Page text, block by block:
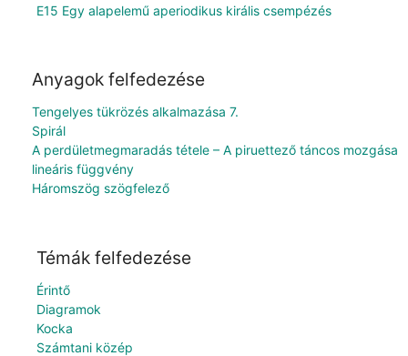
E15 Egy alapelemű aperiodikus királis csempézés
Anyagok felfedezése
Tengelyes tükrözés alkalmazása 7.
Spirál
A perdületmegmaradás tétele – A piruettező táncos mozgása
lineáris függvény
Háromszög szögfelező
Témák felfedezése
Érintő
Diagramok
Kocka
Számtani közép